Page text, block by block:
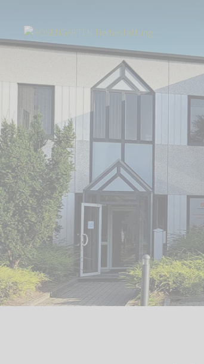
Aktuelles Unsere Filialen